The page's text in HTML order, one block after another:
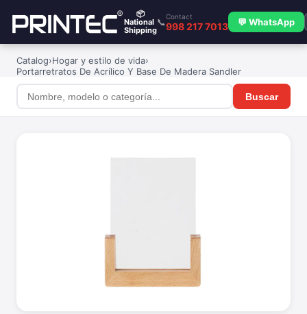
📦
National
Shipping
📞
Contact
998 217 7013 💬 WhatsApp
Catalog›Hogar y estilo de vida›
Portarretratos De Acrílico Y Base De Madera Sandler
Buscar